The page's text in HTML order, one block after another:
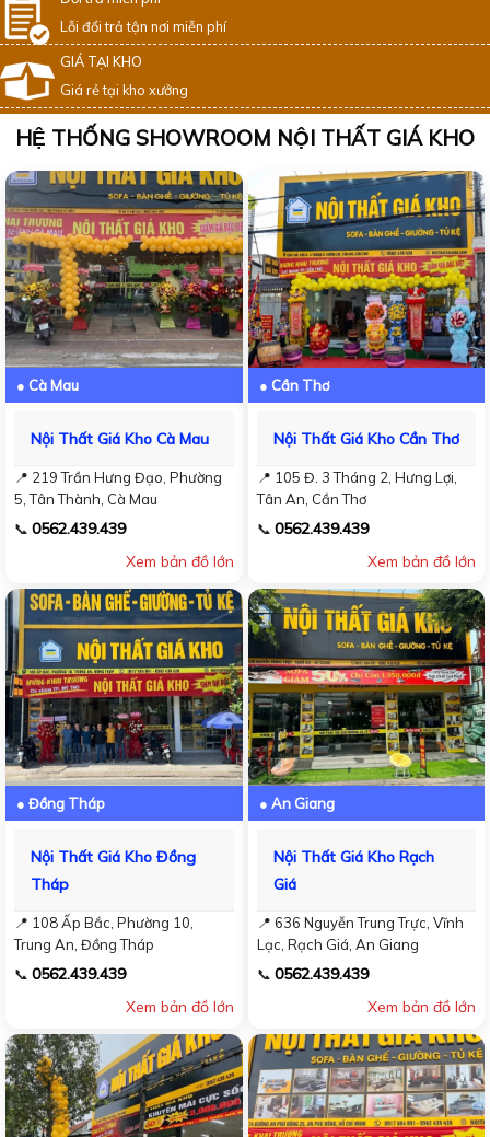
Lỗi đổi trả tận nơi miễn phí
GIÁ TẠI KHO
Giá rẻ tại kho xưởng
HỆ THỐNG SHOWROOM NỘI THẤT GIÁ KHO
● Cà Mau
Nội Thất Giá Kho Cà Mau
📍 219 Trần Hưng Đạo, Phường
5, Tân Thành, Cà Mau
📞 0562.439.439
Xem bản đồ lớn
● Cần Thơ
Nội Thất Giá Kho Cần Thơ
📍 105 Đ. 3 Tháng 2, Hưng Lợi,
Tân An, Cần Thơ
📞 0562.439.439
Xem bản đồ lớn
● Đồng Tháp
Nội Thất Giá Kho Đồng
Tháp
📍 108 Ấp Bắc, Phường 10,
Trung An, Đồng Tháp
📞 0562.439.439
Xem bản đồ lớn
● An Giang
Nội Thất Giá Kho Rạch
Giá
📍 636 Nguyễn Trung Trực, Vĩnh
Lạc, Rạch Giá, An Giang
📞 0562.439.439
Xem bản đồ lớn